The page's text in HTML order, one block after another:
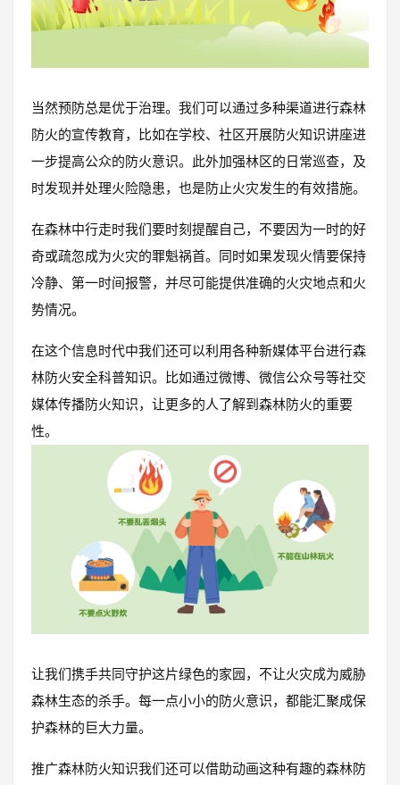
当然预防总是优于治理。我们可以通过多种渠道进行森林
防火的宣传教育，比如在学校、社区开展防火知识讲座进
一步提高公众的防火意识。此外加强林区的日常巡查，及
时发现并处理火险隐患，也是防止火灾发生的有效措施。
在森林中行走时我们要时刻提醒自己，不要因为一时的好
奇或疏忽成为火灾的罪魁祸首。同时如果发现火情要保持
冷静、第一时间报警，并尽可能提供准确的火灾地点和火
势情况。
在这个信息时代中我们还可以利用各种新媒体平台进行森
林防火安全科普知识。比如通过微博、微信公众号等社交
媒体传播防火知识，让更多的人了解到森林防火的重要
性。
让我们携手共同守护这片绿色的家园，不让火灾成为威胁
森林生态的杀手。每一点小小的防火意识，都能汇聚成保
护森林的巨大力量。
推广森林防火知识我们还可以借助动画这种有趣的森林防